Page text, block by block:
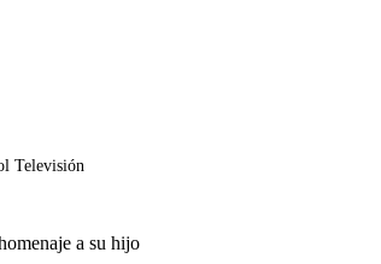
Televisión
a su hijo